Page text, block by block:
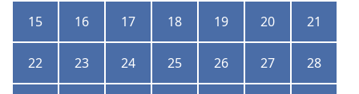
15 16 17 18 19 20 21
22 23 24 25 26 27 28